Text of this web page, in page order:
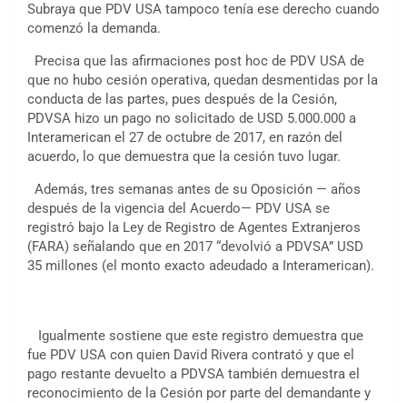
Subraya que PDV USA tampoco tenía ese derecho cuando
comenzó la demanda.
Precisa que las afirmaciones post hoc de PDV USA de
que no hubo cesión operativa, quedan desmentidas por la
conducta de las partes, pues después de la Cesión,
PDVSA hizo un pago no solicitado de USD 5.000.000 a
Interamerican el 27 de octubre de 2017, en razón del
acuerdo, lo que demuestra que la cesión tuvo lugar.
Además, tres semanas antes de su Oposición — años
después de la vigencia del Acuerdo— PDV USA se
registró bajo la Ley de Registro de Agentes Extranjeros
(FARA) señalando que en 2017 “devolvió a PDVSA” USD
35 millones (el monto exacto adeudado a Interamerican).
Igualmente sostiene que este registro demuestra que
fue PDV USA con quien David Rivera contrató y que el
pago restante devuelto a PDVSA también demuestra el
reconocimiento de la Cesión por parte del demandante y